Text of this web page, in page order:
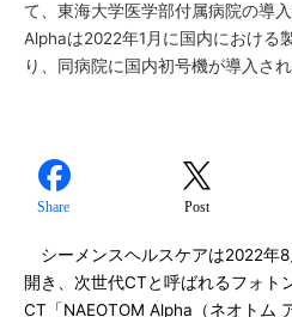
て、東海大学医学部付属病院の導
Alphaは2022年1月に国内における
り、同病院に国内初号機が導入され
Share Post
シーメンスヘルスケアは2022年
開き、次世代CTと呼ばれるフォト
CT「NAEOTOM Alpha（ネオトム